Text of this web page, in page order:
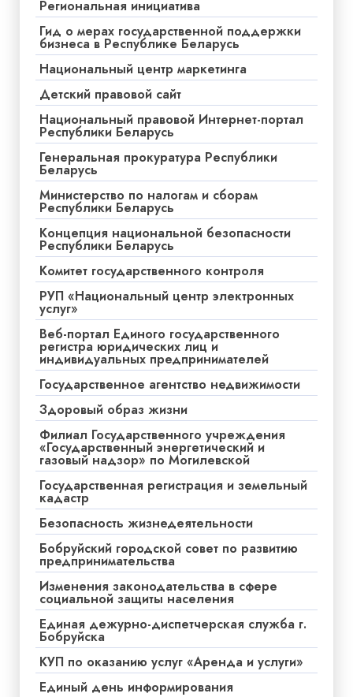
Региональная инициатива
Гид о мерах государственной поддержки
бизнеса в Республике Беларусь
Национальный центр маркетинга
Детский правовой сайт
Национальный правовой Интернет-портал
Республики Беларусь
Генеральная прокуратура Республики
Беларусь
Министерство по налогам и сборам
Республики Беларусь
Концепция национальной безопасности
Республики Беларусь
Комитет государственного контроля
РУП «Национальный центр электронных
услуг»
Веб-портал Единого государственного
регистра юридических лиц и
индивидуальных предпринимателей
Государственное агентство недвижимости
Здоровый образ жизни
Филиал Государственного учреждения
«Государственный энергетический и
газовый надзор» по Могилевской
Государственная регистрация и земельный
кадастр
Безопасность жизнедеятельности
Бобруйский городской совет по развитию
предпринимательства
Изменения законодательства в сфере
социальной защиты населения
Единая дежурно-диспетчерская служба г.
Бобруйска
КУП по оказанию услуг «Аренда и услуги»
Единый день информирования